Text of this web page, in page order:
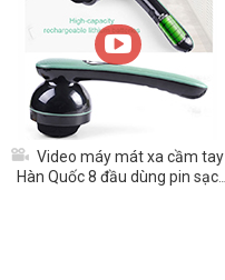
Video máy mát xa cầm tay
Hàn Quốc 8 đầu dùng pin sạc